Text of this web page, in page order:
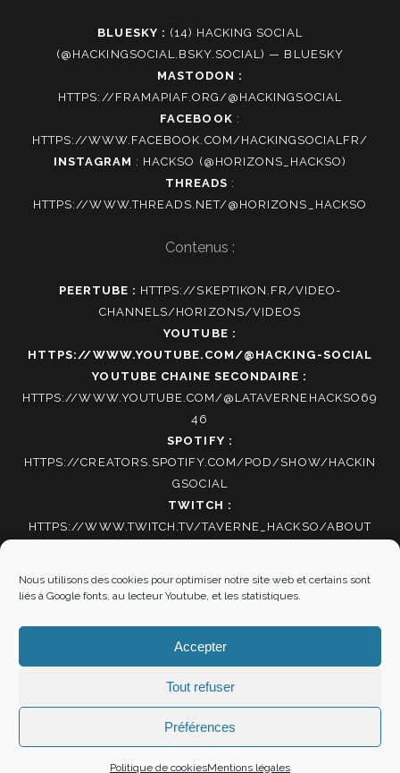
Nous utilisons des cookies pour optimiser notre site web et certains sont
liés à Google fonts, au lecteur Youtube, et les statistiques.
Accepter
Tout refuser
Préférences
Politique de cookiesMentions légales
BLUESKY : (14) HACKING SOCIAL
(@HACKINGSOCIAL.BSKY.SOCIAL) — BLUESKY
MASTODON :
HTTPS://FRAMAPIAF.ORG/@HACKINGSOCIAL
FACEBOOK :
HTTPS://WWW.FACEBOOK.COM/HACKINGSOCIALFR/
INSTAGRAM : HACKSO (@HORIZONS_HACKSO)
THREADS :
HTTPS://WWW.THREADS.NET/@HORIZONS_HACKSO
Contenus :
PEERTUBE : HTTPS://SKEPTIKON.FR/VIDEO-
CHANNELS/HORIZONS/VIDEOS
YOUTUBE :
HTTPS://WWW.YOUTUBE.COM/@HACKING-SOCIAL
YOUTUBE CHAINE SECONDAIRE :
HTTPS://WWW.YOUTUBE.COM/@LATAVERNEHACKSO69
46
SPOTIFY :
HTTPS://CREATORS.SPOTIFY.COM/POD/SHOW/HACKIN
GSOCIAL
TWITCH :
HTTPS://WWW.TWITCH.TV/TAVERNE_HACKSO/ABOUT
Mentions Légales|Politique de cookies
"SOYEZ RÉSOLUS DE NE SERVIR PLUS ET VOUS VOILÀ